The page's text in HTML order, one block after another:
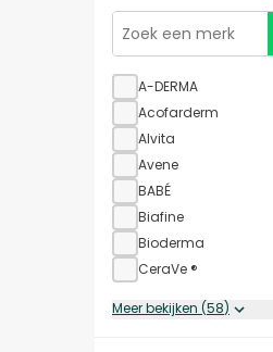
A-DERMA
Acofarderm
Alvita
Avene
BABÉ
Biafine
Bioderma
CeraVe ®
Meer bekijken (58)